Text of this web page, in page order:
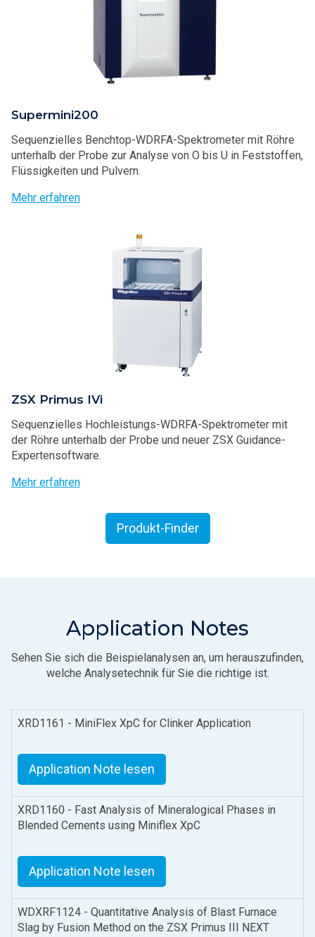
Supermini200
Sequenzielles Benchtop-WDRFA-Spektrometer mit Röhre
unterhalb der Probe zur Analyse von O bis U in Feststoffen,
Flüssigkeiten und Pulvern.
Mehr erfahren
ZSX Primus IVi
Sequenzielles Hochleistungs-WDRFA-Spektrometer mit
der Röhre unterhalb der Probe und neuer ZSX Guidance-
Expertensoftware.
Mehr erfahren
Produkt-Finder
Application Notes
Sehen Sie sich die Beispielanalysen an, um herauszufinden,
welche Analysetechnik für Sie die richtige ist.
XRD1161 - MiniFlex XpC for Clinker Application
Application Note lesen
XRD1160 - Fast Analysis of Mineralogical Phases in
Blended Cements using Miniflex XpC
Application Note lesen
WDXRF1124 - Quantitative Analysis of Blast Furnace
Slag by Fusion Method on the ZSX Primus III NEXT